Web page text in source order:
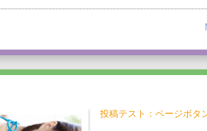
投稿テスト：ページボタ